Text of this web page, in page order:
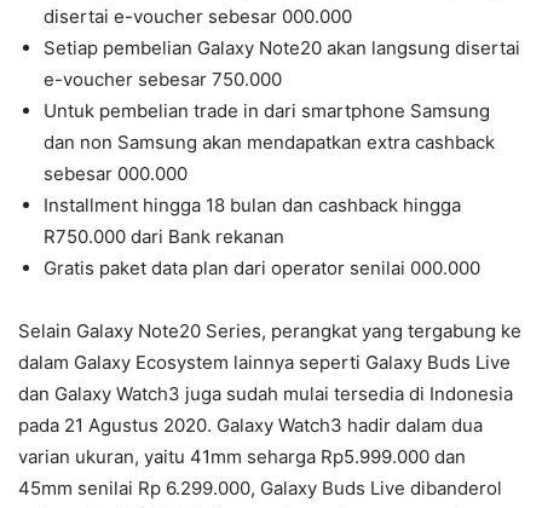
disertai e-voucher sebesar 000.000
Setiap pembelian Galaxy Note20 akan langsung disertai
e-voucher sebesar 750.000
Untuk pembelian trade in dari smartphone Samsung
dan non Samsung akan mendapatkan extra cashback
sebesar 000.000
Installment hingga 18 bulan dan cashback hingga
R750.000 dari Bank rekanan
Gratis paket data plan dari operator senilai 000.000
Selain Galaxy Note20 Series, perangkat yang tergabung ke
dalam Galaxy Ecosystem lainnya seperti Galaxy Buds Live
dan Galaxy Watch3 juga sudah mulai tersedia di Indonesia
pada 21 Agustus 2020. Galaxy Watch3 hadir dalam dua
varian ukuran, yaitu 41mm seharga Rp5.999.000 dan
45mm senilai Rp 6.299.000, Galaxy Buds Live dibanderol